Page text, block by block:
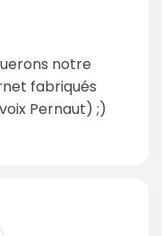
notre
fabriqués
Pernaut) ;)